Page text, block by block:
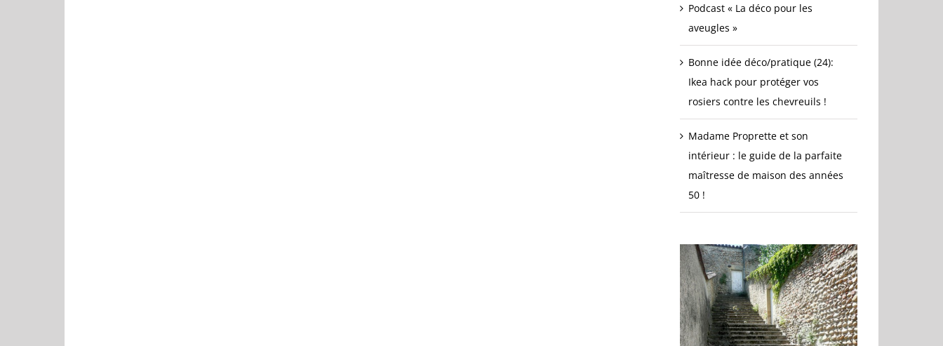
Podcast « La déco pour les
aveugles »
Bonne idée déco/pratique (24):
Ikea hack pour protéger vos
rosiers contre les chevreuils !
Madame Proprette et son
intérieur : le guide de la parfaite
maîtresse de maison des années
50 !